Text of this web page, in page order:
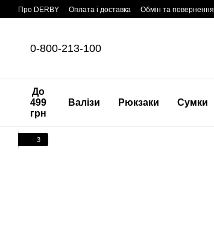
Перейти до основного контенту
Про DERBY Оплата і доставка Обмін та повернення
0-800-213-100
До
499
грн
Валізи Рюкзаки Сумки
3